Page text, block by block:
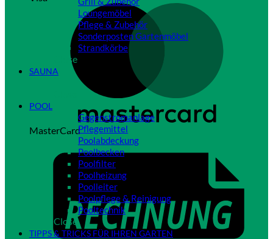
MasterCard
Loungemöbel
Pflege & Zubehör
Sonderposten Gartenmöbel
Strandkörbe
Close
SAUNA
POOL
Gegenstromanlage
Pflegemittel
Poolabdeckung
Poolbecken
Poolfilter
Poolheizung
Poolleiter
Poolpflege & Reinigung
Pooltechnik
Close
TIPPS & TRICKS FÜR IHREN GARTEN